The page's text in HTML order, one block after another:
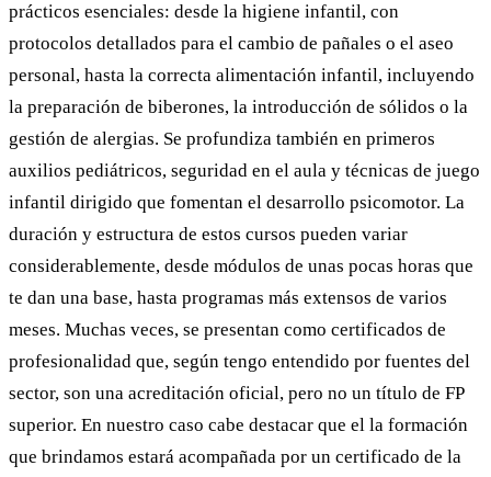
prácticos esenciales: desde la higiene infantil, con
protocolos detallados para el cambio de pañales o el aseo
personal, hasta la correcta alimentación infantil, incluyendo
la preparación de biberones, la introducción de sólidos o la
gestión de alergias. Se profundiza también en primeros
auxilios pediátricos, seguridad en el aula y técnicas de juego
infantil dirigido que fomentan el desarrollo psicomotor. La
duración y estructura de estos cursos pueden variar
considerablemente, desde módulos de unas pocas horas que
te dan una base, hasta programas más extensos de varios
meses. Muchas veces, se presentan como certificados de
profesionalidad que, según tengo entendido por fuentes del
sector, son una acreditación oficial, pero no un título de FP
superior. En nuestro caso cabe destacar que el la formación
que brindamos estará acompañada por un certificado de la